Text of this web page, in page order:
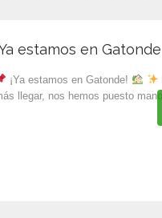
estamos en
¡Ya estamos en Gatonde!
llegar, nos hemos puesto